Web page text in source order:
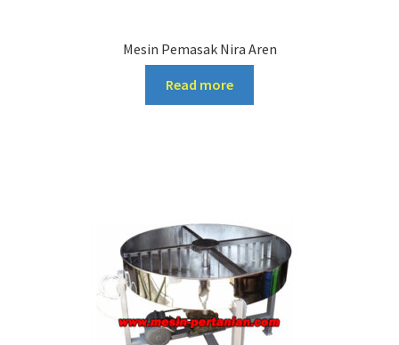
Mesin Pemasak Nira Aren
Read more